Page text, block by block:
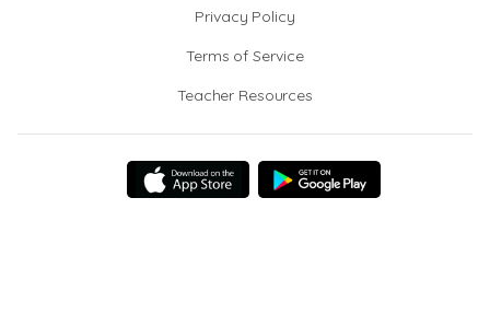
Privacy Policy
Terms of Service
Teacher Resources